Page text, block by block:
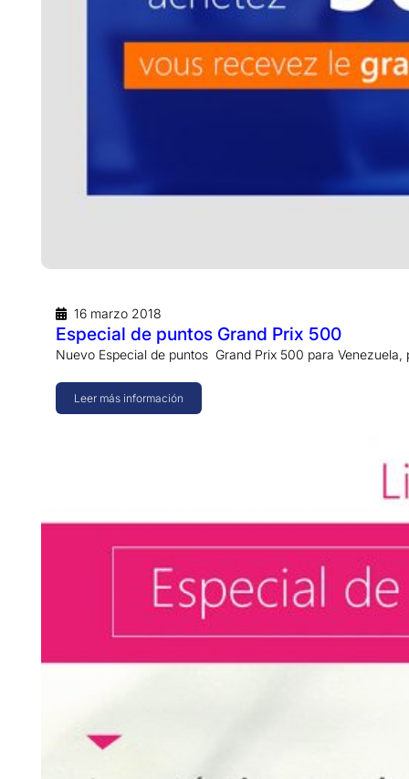
16 marzo 2018
Especial de puntos Grand Prix 500
Nuevo Especial de puntos Grand Prix 500 para
Leer más información